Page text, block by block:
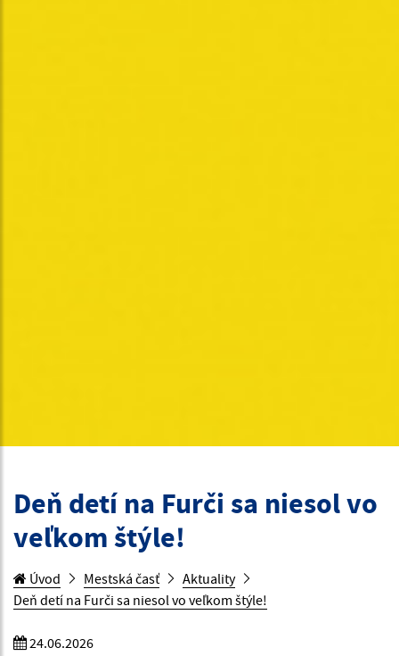
Deň detí na Furči sa niesol vo
veľkom štýle!
Úvod Mestská časť
Aktuality
Deň detí na Furči sa niesol vo veľkom štýle!
24.06.2026